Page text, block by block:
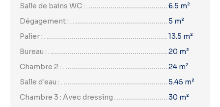
Salle de bains WC : .
6.5 m²
Dégagement : .
5 m²
Palier : .
13.5 m²
Bureau : .
20 m²
Chambre 2 : .
24 m²
Salle d'eau : .
5.45 m²
Chambre 3 : Avec dressing
30 m²